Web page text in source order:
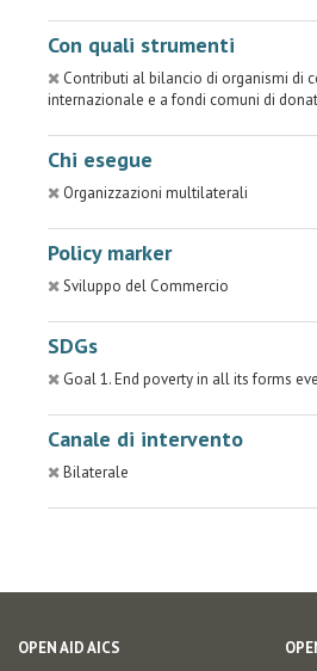
Con quali strumenti
Contributi al bilancio di organismi di
internazionale e a fondi comuni di
Chi esegue
Organizzazioni multilaterali
Policy marker
Sviluppo del Commercio
SDGs
Goal 1. End poverty in all its forms
Canale di intervento
Bilaterale
OPEN AID AICS